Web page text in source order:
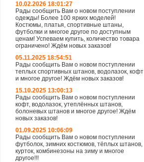
10.02.2026 18:01:27
Рады сообщить Вам о новом поступлении
одежды! Более 100 ярких моделей!
Костюмы, платья, спортивные штаны,
футболки и многое другое по доступным
ценам! Успеваем купить, количество товара
ограничено! Ждём новых заказов!
05.11.2025 18:54:51
Рады сообщить Вам о новом поступлении
теплых спортивных штанов, водолазок, кофт
и многое другое! Ждём новых заказов!
15.10.2025 13:00:13
Рады сообщить Вам о новом поступлении
кофт, водолазок, утеплённых штанов,
болоневых штанов и многое другое! Ждём
новых заказов!
01.09.2025 10:06:09
Рады сообщить Вам о новом поступлении
футболок, зимних костюмов, тёплых штанов,
курток, комбинезоны на зиму и многое
другое!!!